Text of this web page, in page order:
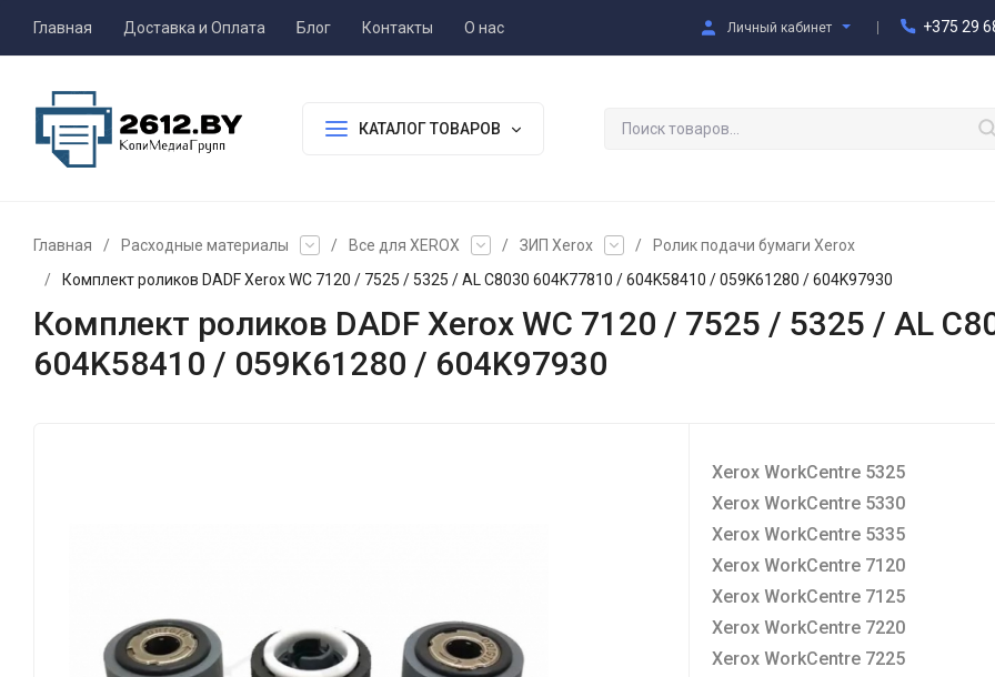
Главная Доставка и Оплата Блог Контакты О нас Личный кабинет +375 29
КАТАЛОГ ТОВАРОВ
Главная / Расходные материалы / Все для XEROX / ЗИП Xerox /
Ролик подачи бумаги Xerox
/
Комплект роликов DADF Xerox WC 7120 / 7525 / 5325 / AL C8030 604K77810 / 604K58410 / 059K61280 / 604K97930
Комплект роликов DADF Xerox WC 7120 / 7525 / 5325 / AL
604K58410 / 059K61280 / 604K97930
Xerox WorkCentre 5325
Xerox WorkCentre 5330
Xerox WorkCentre 5335
Xerox WorkCentre 7120
Xerox WorkCentre 7125
Xerox WorkCentre 7220
Xerox WorkCentre 7225